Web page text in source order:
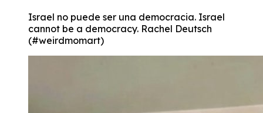
Israel no puede ser una democracia. Israel
cannot be a democracy. Rachel Deutsch
(#weirdmomart)